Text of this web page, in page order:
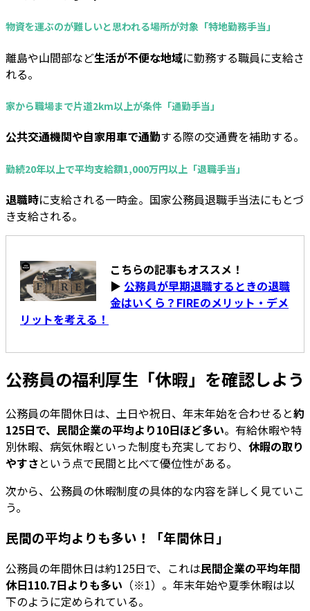
物資を運ぶのが難しいと思われる場所が対象「特地勤務手当」
離島や山間部など生活が不便な地域に勤務する職員に支給さ
れる。
家から職場まで片道2km以上が条件「通勤手当」
公共交通機関や自家用車で通勤する際の交通費を補助する。
勤続20年以上で平均支給額1,000万円以上「退職手当」
退職時に支給される一時金。国家公務員退職手当法にもとづ
き支給される。
こちらの記事もオススメ！
▶ 公務員が早期退職するときの退職
金はいくら？FIREのメリット・デメ
リットを考える！
公務員の福利厚生「休暇」を確認しよう
公務員の年間休日は、土日や祝日、年末年始を合わせると約
125日で、民間企業の平均より10日ほど多い。有給休暇や特
別休暇、病気休暇といった制度も充実しており、 休暇の取り
やすさという点で民間と比べて優位性がある。
次から、公務員の休暇制度の具体的な内容を詳しく見ていこ
う。
民間の平均よりも多い！「年間休日」
公務員の年間休日は約125日で、これは民間企業の平均年間
休日110.7日よりも多い （※1）。年末年始や夏季休暇は以
下のように定められている。